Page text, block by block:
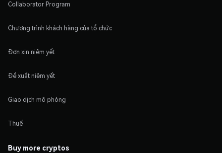
Collaborator Program
Chương trình khách hàng của tổ chức
Đơn xin niêm yết
Đề xuất niêm yết
Giao dịch mô phỏng
Thuế
Buy more cryptos